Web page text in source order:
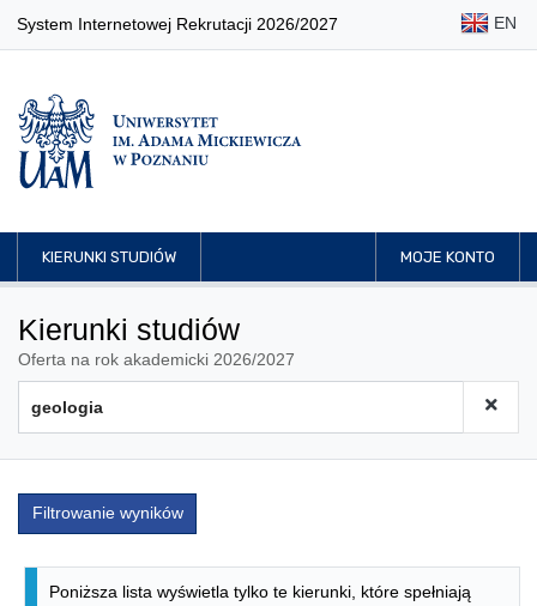
System Internetowej Rekrutacji 2026/2027 EN
KIERUNKI STUDIÓW MOJE KONTO
Kierunki studiów
Oferta na rok akademicki 2026/2027
Filtrowanie wyników
Lista kierunków - indeks alfabetyczny
Poniższa lista wyświetla tylko te kierunki, które spełniają